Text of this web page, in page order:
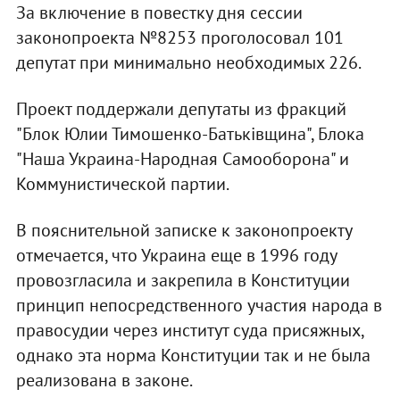
За включение в повестку дня сессии
законопроекта №8253 проголосовал 101
депутат при минимально необходимых 226.
Проект поддержали депутаты из фракций
"Блок Юлии Тимошенко-Батьківщина", Блока
"Наша Украина-Народная Самооборона" и
Коммунистической партии.
В пояснительной записке к законопроекту
отмечается, что Украина еще в 1996 году
провозгласила и закрепила в Конституции
принцип непосредственного участия народа в
правосудии через институт суда присяжных,
однако эта норма Конституции так и не была
реализована в законе.